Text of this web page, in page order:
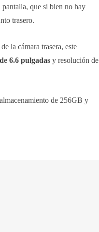
que si bien no hay
trasero.
la cámara trasera, este
6.6 pulgadas y resolución de
de 256GB y